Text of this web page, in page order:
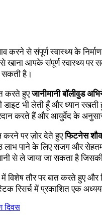
करने से संपूर्ण स्वास्थ्य के
आपके संपूर्ण स्वास्थ्य पर
है।
करते हुएजानीमानी बॉलीवुड
भी लेती हूँ और ध्‍यान
करते हैं और आयुर्वेद के
पर ज़ोर देते हुएफिटनेस
लाभ पाने के लिए सजग और
से ले जाया जा सकता है
में विशेष तौर पर बात करते हुए
रिसर्चमें प्रकाशित एक
दिवस